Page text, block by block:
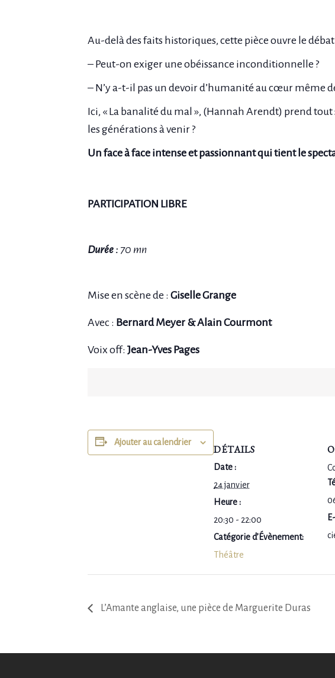
Au-delà des faits historiques, cette pièce ouvre le
– Peut-on exiger une obéissance inconditionnelle ?
– N’y a-t-il pas un devoir d’humanité au cœur même
Ici, « La banalité du mal », (Hannah Arendt) prend
les générations à venir ?
Un face à face intense et passionnant qui tient le
PARTICIPATION LIBRE
Durée : 70 mn
Mise en scène de : Giselle Grange
Avec : Bernard Meyer &Alain Courmont
Voix off: Jean-Yves Pages
Ajouter au calendrier
DÉTAILS
Date :
24 janvier
Heure :
20:30 - 22:00
Catégorie d’Évènement:
Théâtre
L’Amante anglaise, une pièce de Marguerite Duras